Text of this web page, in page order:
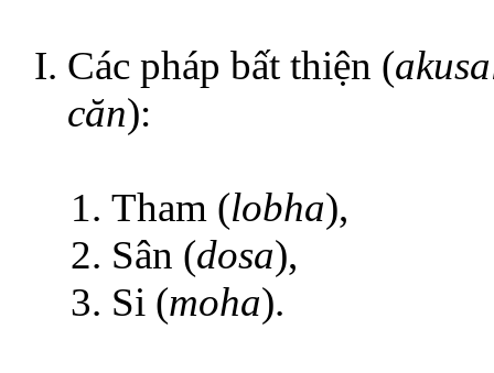
Các pháp bất thiện (
căn):
Tham (lobha),
Sân (dosa),
Si (moha).